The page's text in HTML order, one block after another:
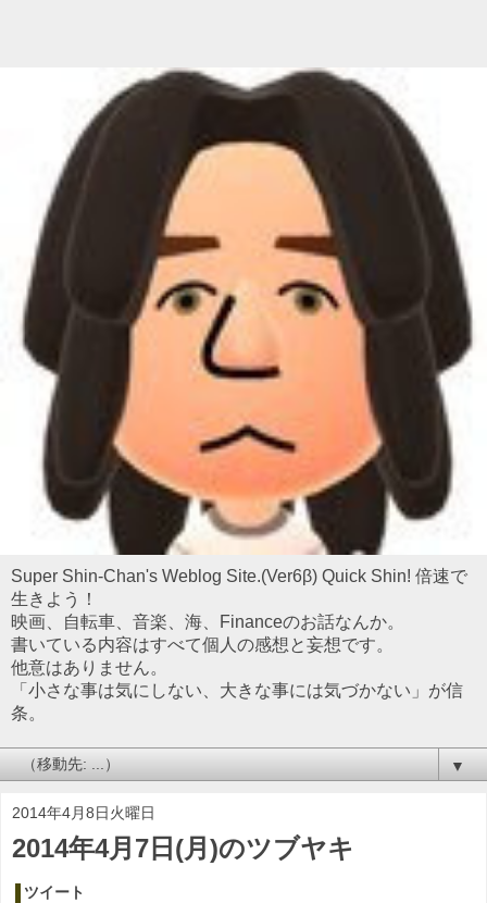
Super Shin-Chan's Weblog Site.(Ver6β) Quick Shin! 倍速で
生きよう！
映画、自転車、音楽、海、Financeのお話なんか。
書いている内容はすべて個人の感想と妄想です。
他意はありません。
「小さな事は気にしない、大きな事には気づかない」が信
条。
▼
2014年4月8日火曜日
2014年4月7日(月)のツブヤキ
ツイート